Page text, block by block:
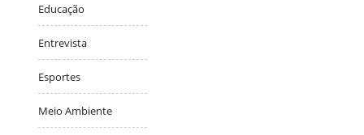
Educação
Entrevista
Esportes
Meio Ambiente